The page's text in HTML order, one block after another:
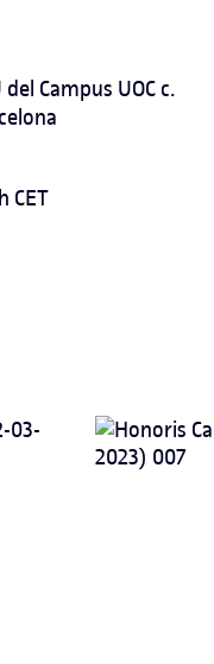
Campus UOC c.
CET